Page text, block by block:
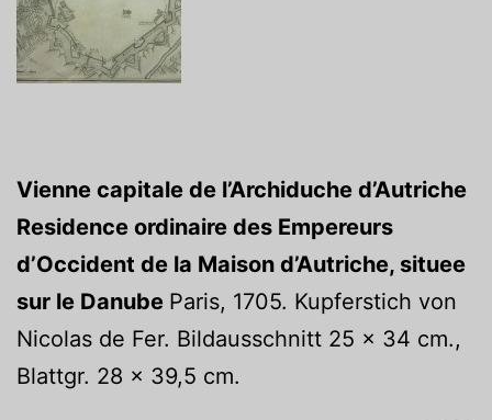
Vienne capitale de l’Archiduche d’Autriche
Residence ordinaire des Empereurs
d’Occident de la Maison d’Autriche, situee
sur le Danube Paris, 1705. Kupferstich von
Nicolas de Fer. Bildausschnitt 25 x 34 cm.,
Blattgr. 28 x 39,5 cm.